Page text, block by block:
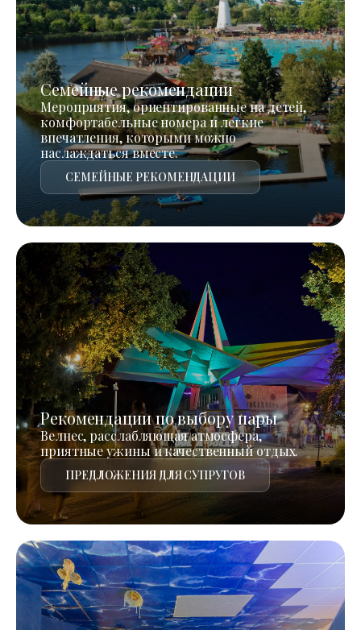
Семейные рекомендации
Мероприятия, ориентированные на детей,
комфортабельные номера и легкие
впечатления, которыми можно
наслаждаться вместе.
СЕМЕЙНЫЕ РЕКОМЕНДАЦИИ
Рекомендации по выбору пары
Велнес, расслабляющая атмосфера,
приятные ужины и качественный отдых.
ПРЕДЛОЖЕНИЯ ДЛЯ СУПРУГОВ